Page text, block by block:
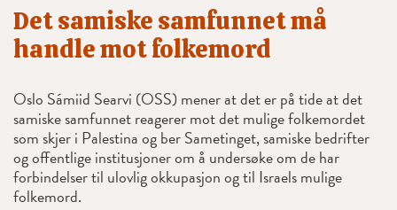
Det samiske samfunnet må
handle mot folkemord
Oslo Sámiid Searvi (OSS) mener at det er på tide at det
samiske samfunnet reagerer mot det mulige folkemordet
som skjer i Palestina og ber Sametinget, samiske bedrifter
og offentlige institusjoner om å undersøke om de har
forbindelser til ulovlig okkupasjon og til Israels mulige
folkemord.